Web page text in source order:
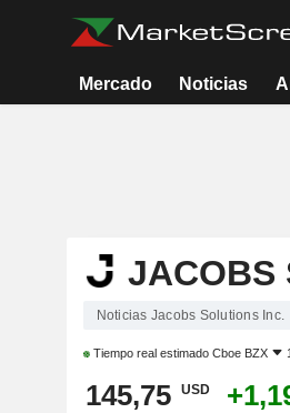
Mercado Noticias
JACOBS
Noticias Jacobs Solutions Inc.
Tiempo real estimado Cboe BZX
145,75 USD